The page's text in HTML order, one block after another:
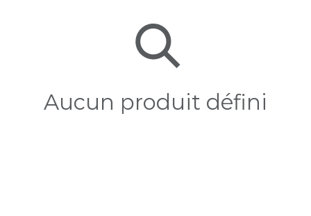
Aucun produit défini